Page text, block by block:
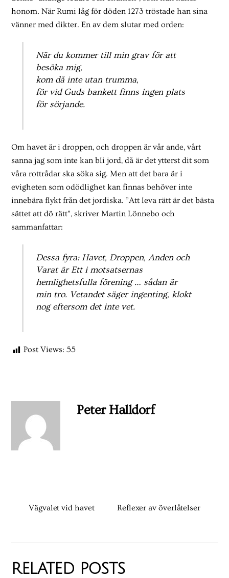
honom. När Rumi låg för döden 1273 tröstade han sina
vänner med dikter. En av dem slutar med orden:
När du kommer till min grav för att
besöka mig,
kom då inte utan trumma,
för vid Guds bankett finns ingen plats
för sörjande.
Om havet är i droppen, och droppen är vår ande, vårt
sanna jag som inte kan bli jord, då är det ytterst dit som
våra rottrådar ska söka sig. Men att det bara är i
evigheten som odödlighet kan finnas behöver inte
innebära flykt från det jordiska. ”Att leva rätt är det bästa
sättet att dö rätt”, skriver Martin Lönnebo och
sammanfattar:
Dessa fyra: Havet, Droppen, Anden och
Varat är Ett i motsatsernas
hemlighetsfulla förening … sådan är
min tro. Vetandet säger ingenting, klokt
nog eftersom det inte vet.
Post Views: 55
Peter Halldorf
Vägvalet vid havet Reflexer av överlåtelser
RELATED POSTS